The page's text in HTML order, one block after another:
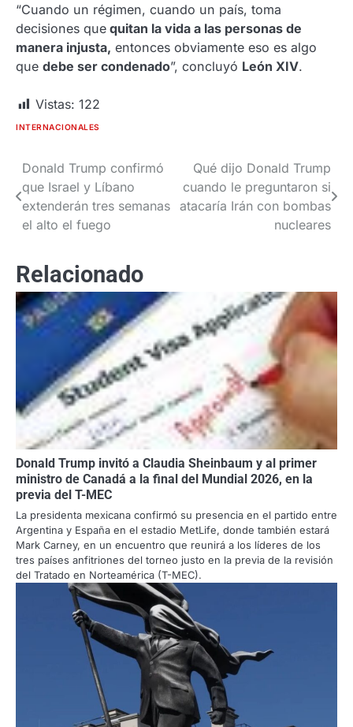
“Cuando un régimen, cuando un país, toma
decisiones que quitan la vida a las personas de
manera injusta, entonces obviamente eso es algo
que debe ser condenado”, concluyó León XIV.
Vistas: 122
INTERNACIONALES
Navegación
de
entradas
Donald Trump confirmó
que Israel y Líbano
extenderán tres semanas
el alto el fuego
Qué dijo Donald Trump
cuando le preguntaron si
atacaría Irán con bombas
nucleares
Relacionado
Donald Trump invitó a Claudia Sheinbaum y al primer
ministro de Canadá a la final del Mundial 2026, en la
previa del T-MEC
La presidenta mexicana confirmó su presencia en el partido entre
Argentina y España en el estadio MetLife, donde también estará
Mark Carney, en un encuentro que reunirá a los líderes de los
tres países anfitriones del torneo justo en la previa de la revisión
del Tratado en Norteamérica (T-MEC).